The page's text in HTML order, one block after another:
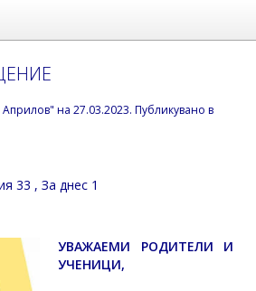
на 27.03.2023. Публикувано в
33 , За днес 1
УВАЖАЕМИ РОДИТЕЛИ И
УЧЕНИЦИ,